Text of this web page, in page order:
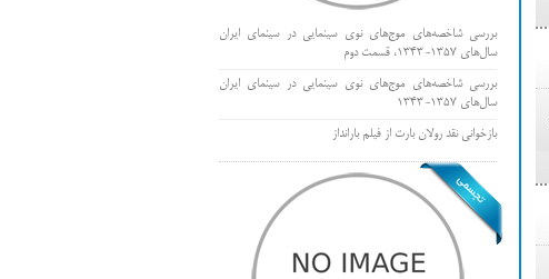
بررسی شاخصه‌های موج‌های نوی سینمایی در سینمای ایران
سال‌های 1357-1343، قسمت دوم
بررسی شاخصه‌های موج‌های نوی سینمایی در سینمای ایران
سال‌های 1357-1343
بازخوانی نقد رولان بارت از فیلم بارانداز